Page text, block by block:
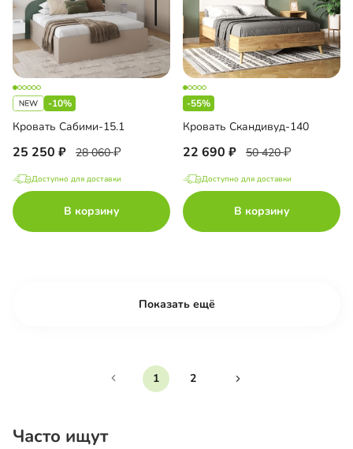
-10%
Кровать Сабими-15.1
25 250 28 060
Доступно для доставки
В корзину
-55%
Кровать Скандивуд-140
22 690 50 420
Доступно для доставки
В корзину
Показать ещё
1 2
Часто ищут